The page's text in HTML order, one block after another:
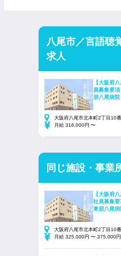
八尾市／言語聴
求人
【大阪府
員募集要
朋八尾病院
大阪府八尾市北本町2丁目10
月給 316,000円 〜
同じ施設・事業
【大阪府
社員募集
東朋八尾病
大阪府八尾市北本町2丁目10
月給 325,000円 〜 375,000円